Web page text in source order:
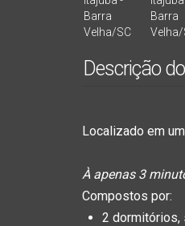
Descrição
Localizado em
À apenas 3
Compostos por:
2 dormitórios,